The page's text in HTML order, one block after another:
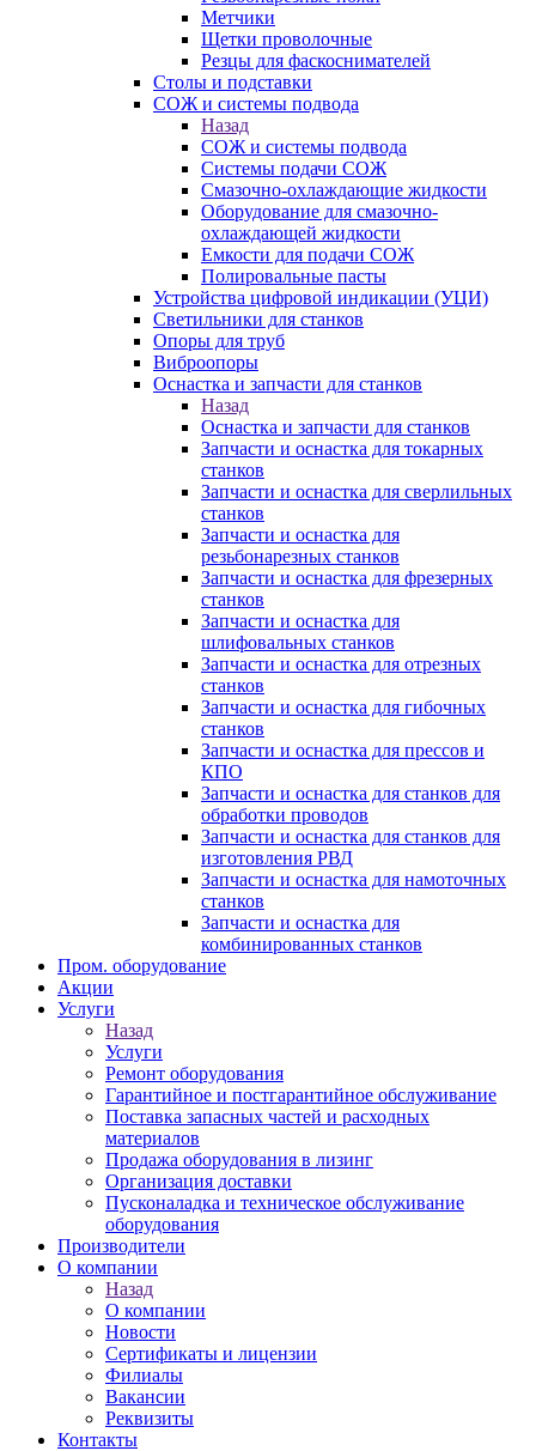
Метчики
Щетки проволочные
Резцы для фаскоснимателей
Столы и подставки
СОЖ и системы подвода
Назад
СОЖ и системы подвода
Системы подачи СОЖ
Смазочно-охлаждающие жидкости
Оборудование для смазочно-
охлаждающей жидкости
Емкости для подачи СОЖ
Полировальные пасты
Устройства цифровой индикации (УЦИ)
Светильники для станков
Опоры для труб
Виброопоры
Оснастка и запчасти для станков
Назад
Оснастка и запчасти для станков
Запчасти и оснастка для токарных
станков
Запчасти и оснастка для сверлильных
станков
Запчасти и оснастка для
резьбонарезных станков
Запчасти и оснастка для фрезерных
станков
Запчасти и оснастка для
шлифовальных станков
Запчасти и оснастка для отрезных
станков
Запчасти и оснастка для гибочных
станков
Запчасти и оснастка для прессов и
КПО
Запчасти и оснастка для станков для
обработки проводов
Запчасти и оснастка для станков для
изготовления РВД
Запчасти и оснастка для намоточных
станков
Запчасти и оснастка для
комбинированных станков
Пром. оборудование
Акции
Услуги
Назад
Услуги
Ремонт оборудования
Гарантийное и постгарантийное обслуживание
Поставка запасных частей и расходных
материалов
Продажа оборудования в лизинг
Организация доставки
Пусконаладка и техническое обслуживание
оборудования
Производители
О компании
Назад
О компании
Новости
Сертификаты и лицензии
Филиалы
Вакансии
Реквизиты
Контакты